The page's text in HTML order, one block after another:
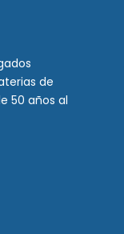
de
50 años al